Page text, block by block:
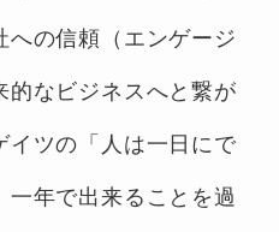
への信頼（エンゲージ
的なビジネスへと繋が
イツの「人は一日にで
一年で出来ることを過